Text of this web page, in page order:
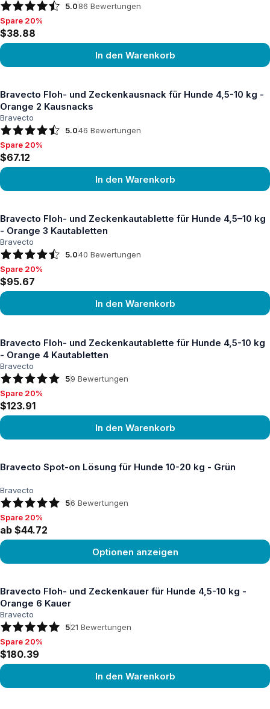
5.086 Bewertungen
Spare 20%, $38.88
Spare 20%
$38.88
In den Warenkorb
Bravecto Floh- und Zeckenkausnack für Hunde 4,5-10 kg -
Orange 2 Kausnacks
Bravecto
5.046 Bewertungen
Spare 20%, $67.12
Spare 20%
$67.12
In den Warenkorb
Bravecto Floh- und Zeckenkautablette für Hunde 4,5–10 kg
- Orange 3 Kautabletten
Bravecto
5.040 Bewertungen
Spare 20%, $95.67
Spare 20%
$95.67
In den Warenkorb
Bravecto Floh- und Zeckenkautablette für Hunde 4,5-10 kg
- Orange 4 Kautabletten
Bravecto
59 Bewertungen
Spare 20%, $123.91
Spare 20%
$123.91
In den Warenkorb
Bravecto Spot-on Lösung für Hunde 10-20 kg - Grün
Bravecto
56 Bewertungen
Spare 20%, ab $44.72
Spare 20%
ab $44.72
Optionen anzeigen
Bravecto Floh- und Zeckenkauer für Hunde 4,5-10 kg -
Orange 6 Kauer
Bravecto
521 Bewertungen
Spare 20%, $180.39
Spare 20%
$180.39
In den Warenkorb